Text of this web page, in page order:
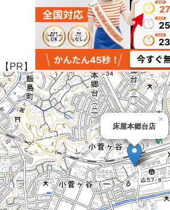
【PR】
床屋本郷台店
×